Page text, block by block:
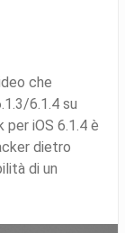
che
6.1.4 su
per iOS 6.1.4 è
dietro
di un